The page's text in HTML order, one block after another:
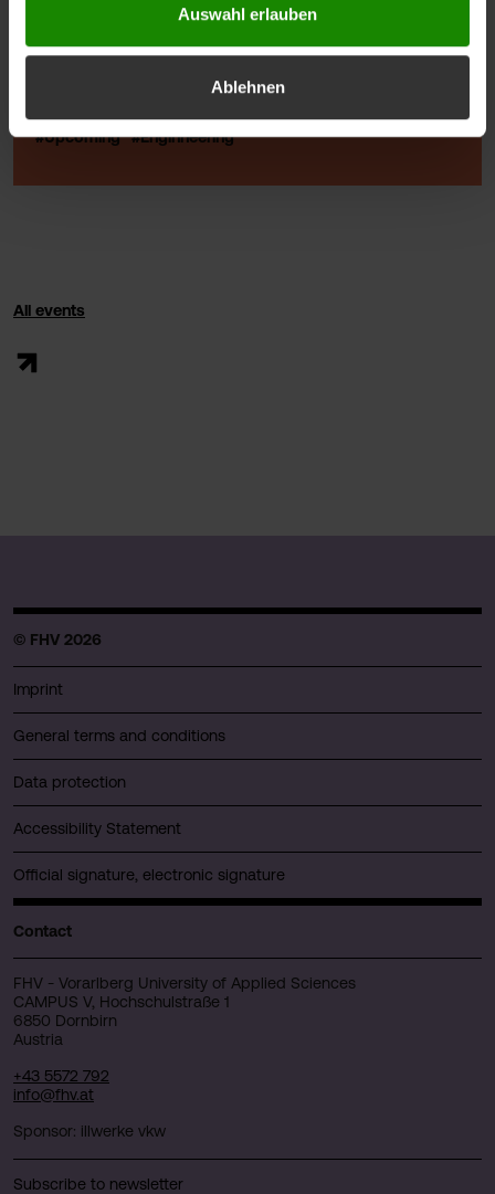
Auswahl erlauben
Ablehnen
Dual Forum 2026
Thursday, September 24, 2026
#Upcoming
#Enginneering
All events
© FHV 2026
Imprint
General terms and conditions
Data protection
Accessibility Statement
Official signature, electronic signature
Contact
FHV - Vorarlberg University of Applied Sciences
CAMPUS V, Hochschulstraße 1
6850 Dornbirn
Austria
+43 5572 792
info@fhv.at
Sponsor: illwerke vkw
Subscribe to newsletter